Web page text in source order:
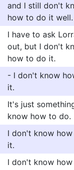
and I still don't
how to do it well.
I have to ask
out, but I don't
how to do it.
- I don't know
it.
It's just
know how to do.
I don't know
it.
I don't know